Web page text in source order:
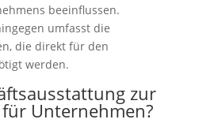
beeinflussen.
umfasst die
die direkt für den
werden.
zur
Unternehmen?